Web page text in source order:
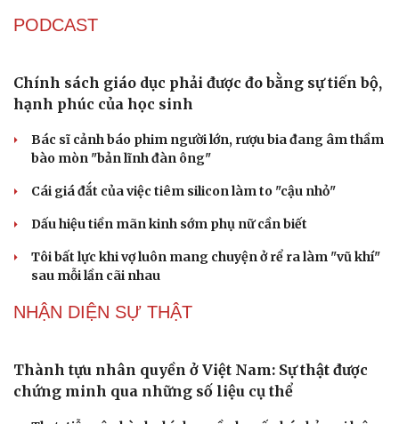
Cà Mau bổ nhiệm 3 phó giám đốc sở
Bổ nhiệm 2 Thứ trưởng Bộ Ngoại giao
Đại tá Lê Hồng Giang giữ chức Phó Giám đốc Công an
Cao Bằng
Sau 1 tháng sáp nhập tổ dân phố: Công nghệ không thể
thay cán bộ đi gặp dân
QUỐC HỘI
Đề xuất tăng tuổi nghỉ hưu sĩ quan quân đội, tùy đặc thù
từng vị trí